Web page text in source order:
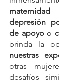
maternidad
depresión
de apoyo o
brinda la
nuestras
otras
desafíos